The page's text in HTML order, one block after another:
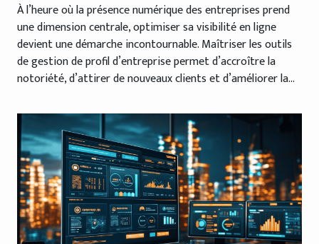
À l’heure où la présence numérique des entreprises prend
une dimension centrale, optimiser sa visibilité en ligne
devient une démarche incontournable. Maîtriser les outils
de gestion de profil d’entreprise permet d’accroître la
notoriété, d’attirer de nouveaux clients et d’améliorer la...